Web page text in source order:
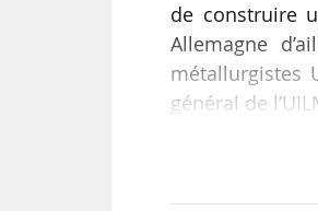
de construire
Allemagne
métallurgistes
général de
ACC,